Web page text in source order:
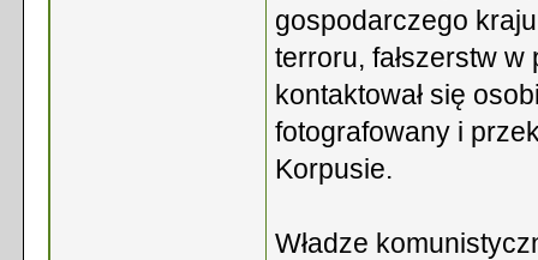
gospodarczego
terroru, fałszerstw
kontaktował się
fotografowany i
Korpusie.
Władze